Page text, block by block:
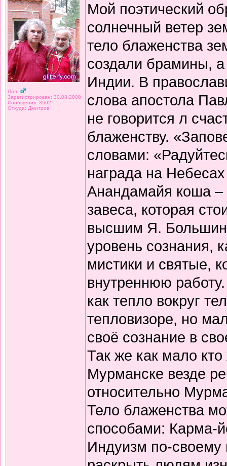
Пол:
Зарегистрирован: 30.08.2008
Сообщения: 3592
Откуда: Дмитров
Мой поэтический
солнечный ветер
тело блаженства
создали брамины,
Индии. В
слова апостола
не говорится л
блаженству.
словами:
награда на
Анандамайя коша –
завеса, которая
высшим Я.
уровень сознания,
мистики и святые,
внутреннюю
как тепло вокруг
тепловизоре, но
своё сознание в
Так же как мало
Мурманске везде
относительно
Тело блаженства
способами: Карма-
Индуизм по-своему